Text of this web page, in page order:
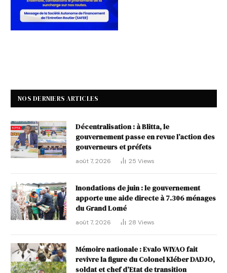
NOS DERNIERS ARTICLES
Décentralisation : à Blitta, le
gouvernement passe en revue l’action des
gouverneurs et préfets
août 7, 2026 25 Views
Inondations de juin : le gouvernement
apporte une aide directe à 7.306 ménages
du Grand Lomé
août 7, 2026 28 Views
Mémoire nationale : Evalo WIYAO fait
revivre la figure du Colonel Kléber DADJO,
soldat et chef d’Etat de transition